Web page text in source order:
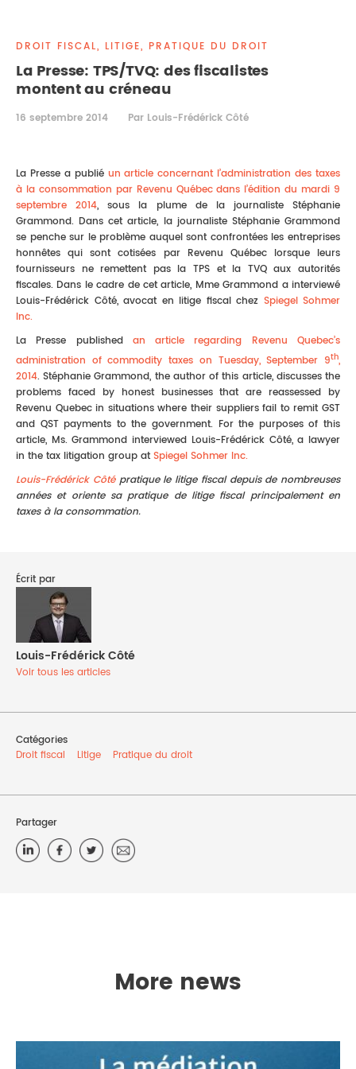
PROPRIÉTÉ INTELLECTUELLE
DROIT FISCAL, LITIGE, PRATIQUE DU DROIT
La Presse: TPS/TVQ: des fiscalistes
montent au créneau
16 septembre 2014 Par Louis-Frédérick Côté
La Presse a publié un article concernant l’administration des taxes
à la consommation par Revenu Québec dans l’édition du mardi 9
septembre 2014, sous la plume de la journaliste Stéphanie
Grammond. Dans cet article, la journaliste Stéphanie Grammond
se penche sur le problème auquel sont confrontées les entreprises
honnêtes qui sont cotisées par Revenu Québec lorsque leurs
fournisseurs ne remettent pas la TPS et la TVQ aux autorités
fiscales. Dans le cadre de cet article, Mme Grammond a interviewé
Louis-Frédérick Côté, avocat en litige fiscal chez Spiegel Sohmer
Inc.
La Presse published an article regarding Revenu Quebec’s
administration of commodity taxes on Tuesday, September 9th,
2014. Stéphanie Grammond, the author of this article, discusses the
problems faced by honest businesses that are reassessed by
Revenu Quebec in situations where their suppliers fail to remit GST
and QST payments to the government. For the purposes of this
article, Ms. Grammond interviewed Louis-Frédérick Côté, a lawyer
in the tax litigation group at Spiegel Sohmer Inc.
Louis-Frédérick Côtépratique le litige fiscal depuis de nombreuses
années et oriente sa pratique de litige fiscal principalement en
taxes à la consommation.
Écrit par
Louis-Frédérick Côté
Voir tous les articles
Catégories
Droit fiscal
Litige Pratique du droit
Partager
More news